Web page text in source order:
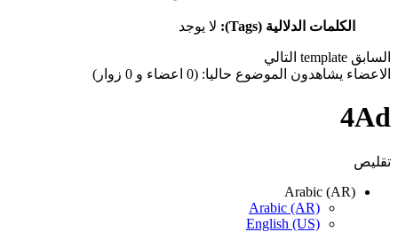
الكلمات الدلالية (Tags): لا يوجد
السابق template التالي
الاعضاء يشاهدون الموضوع حاليا: (0 اعضاء و 0 زوار)
4Ad
تقليص
Arabic (AR)
Arabic (AR)
English (US)